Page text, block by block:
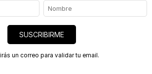
SUSCRIBIRME
un correo para validar tu email.